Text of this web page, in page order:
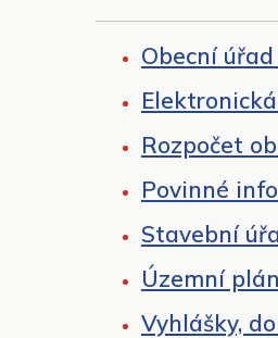
Obecní
Rozpočet
Povinné
Stavební
Územní plán
Vyhlášky,